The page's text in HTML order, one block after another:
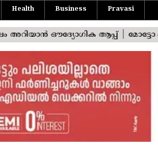
Health Business Pravasi